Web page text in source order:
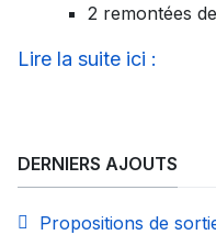
2 remontées
Lire la suite ici :
DERNIERS AJOUTS
Propositions de